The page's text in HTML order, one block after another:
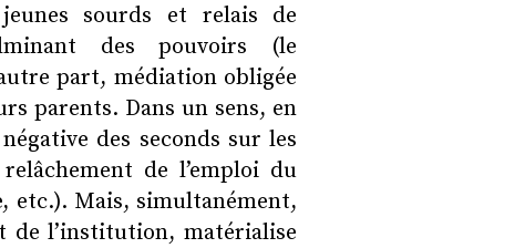
sourds et relais de
des pouvoirs (le
part, médiation obligée
parents. Dans un sens, en
des seconds sur les
de l’emploi du
etc.). Mais, simultanément,
l’institution, matérialise